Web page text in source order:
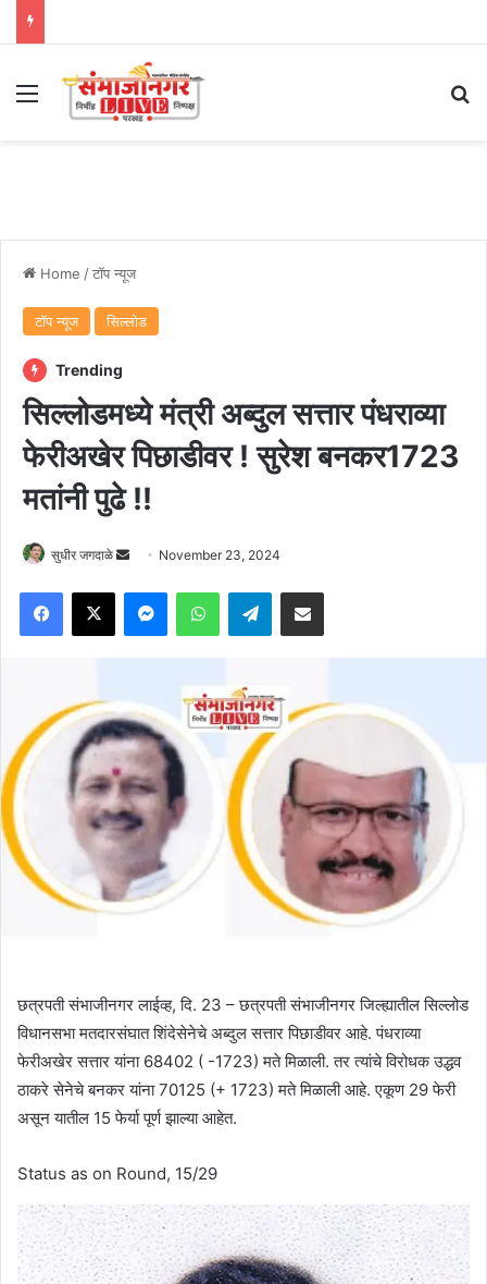
Menu
Home /टॉप न्यूज
टॉप न्यूज सिल्लोड
Trending
सिल्लोडमध्ये मंत्री अब्दुल सत्तार पंधराव्या
फेरीअखेर पिछाडीवर ! सुरेश बनकर1723
मतांनी पुढे !!
सुधीर जगदाळे
Send
email
November 23, 2024
Facebook
X MessengerWhatsAppTelegramShare via Email
छत्रपती संभाजीनगर लाईव्ह, दि. 23 – छत्रपती संभाजीनगर जिल्ह्यातील सिल्लोड
विधानसभा मतदारसंघात शिंदेसेनेचे अब्दुल सत्तार पिछाडीवर आहे. पंधराव्या
फेरीअखेर सत्तार यांना 68402 ( -1723) मते मिळाली. तर त्यांचे विरोधक उद्धव
ठाकरे सेनेचे बनकर यांना 70125 (+ 1723) मते मिळाली आहे. एकूण 29 फेरी
असून यातील 15 फेर्या पूर्ण झाल्या आहेत.
Status as on Round, 15/29